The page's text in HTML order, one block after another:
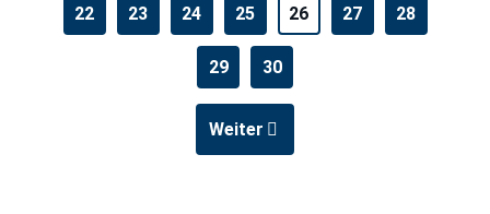
22 23 24 25 26 27 28
29 30
Weiter